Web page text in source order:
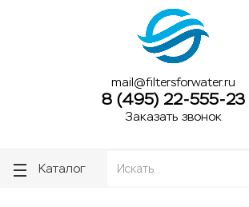
mail@filtersforwater.ru
8 (495) 22-555-23
Заказать звонок
Каталог